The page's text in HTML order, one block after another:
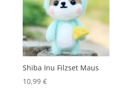
Shiba Inu Filzset Maus
10,99 €